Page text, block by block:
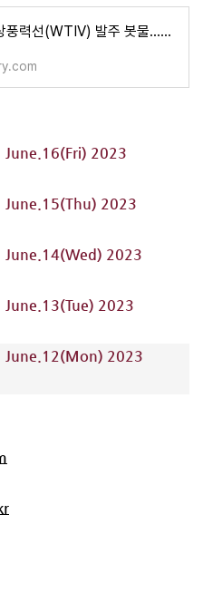
올해 전세계 해상풍력선(WTIV) 발주 봇물...한국 수주 기대
June.16(Fri) 2023
June.15(Thu) 2023
June.14(Wed) 2023
June.13(Tue) 2023
June.12(Mon) 2023